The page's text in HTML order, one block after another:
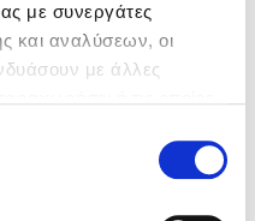
με συνεργάτες
και αναλύσεων, οι
με άλλες
να χρησιμοποιείτε
στη χρήση των cookies
ξενάγηση στον